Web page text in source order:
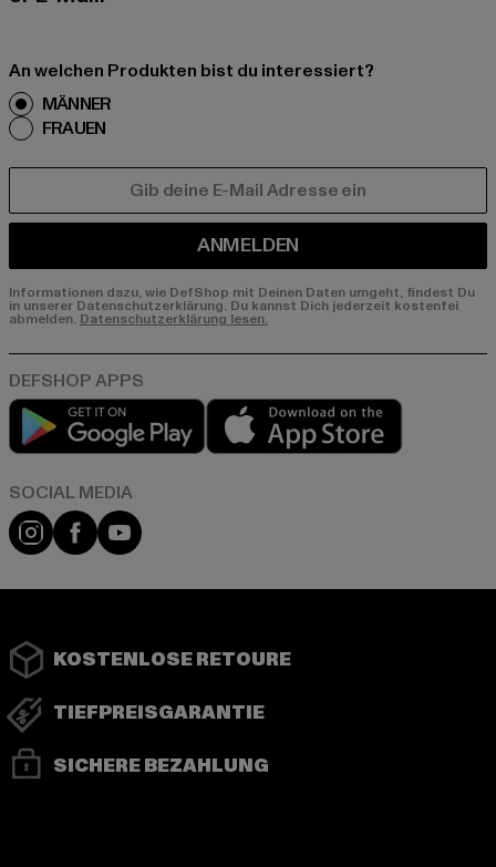
An welchen Produkten bist du interessiert?
MÄNNER
FRAUEN
ANMELDEN
Informationen dazu, wie DefShop mit Deinen Daten umgeht, findest Du
in unserer Datenschutzerklärung. Du kannst Dich jederzeit kostenfei
abmelden. Datenschutzerklärung lesen.
Play market
Instagram
FacebookYouTube
KOSTENLOSE RETOURE
TIEFPREISGARANTIE
SICHERE BEZAHLUNG